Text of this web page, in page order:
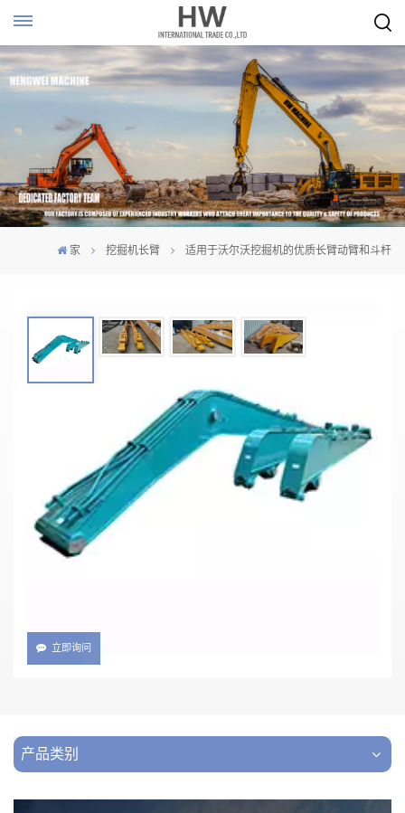
家 挖掘机长臂 适用于沃尔沃挖掘机的优质长臂动臂和斗杆
适用于沃尔沃挖掘机的优质长臂动臂和斗杆
Volvo
支付 : TT
装运港口 :
立即询问
产品类别